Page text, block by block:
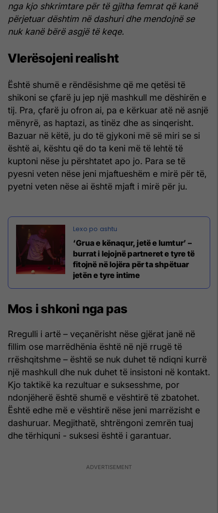
nga kjo shkrimtare për të gjitha femrat që kanë
përjetuar dështim në dashuri dhe mendojnë se
nuk kanë bërë asgjë të keqe.
Vlerësojeni realisht
Është shumë e rëndësishme që me qetësi të
shikoni se çfarë ju jep një mashkull me dëshirën e
tij. Pra, çfarë ju ofron ai, pa e kërkuar atë në asnjë
mënyrë, as haptazi, as tinëz dhe as sinqerisht.
Bazuar në këtë, ju do të gjykoni më së miri se si
është ai, kështu që do ta keni më të lehtë të
kuptoni nëse ju përshtatet apo jo. Para se të
pyesni veten nëse jeni mjaftueshëm e mirë për të,
pyetni veten nëse ai është mjaft i mirë për ju.
‘Grua e kënaqur, jetë e lumtur’ –
burrat i lejojnë partneret e tyre të
fitojnë në lojëra për ta shpëtuar
jetën e tyre intime
Mos i shkoni nga pas
Rregulli i artë – veçanërisht nëse gjërat janë në
fillim ose marrëdhënia është në një rrugë të
rrëshqitshme – është se nuk duhet të ndiqni kurrë
një mashkull dhe nuk duhet të insistoni në kontakt.
Kjo taktikë ka rezultuar e suksesshme, por
ndonjëherë është shumë e vështirë të zbatohet.
Është edhe më e vështirë nëse jeni marrëzisht e
dashuruar. Megjithatë, shtrëngoni zemrën tuaj
dhe tërhiquni - suksesi është i garantuar.